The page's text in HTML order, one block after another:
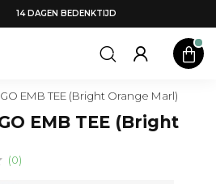
14 DAGEN BEDENKTIJD
EMB TEE (Bright Orange Marl)
EMB TEE (Bright
(0)